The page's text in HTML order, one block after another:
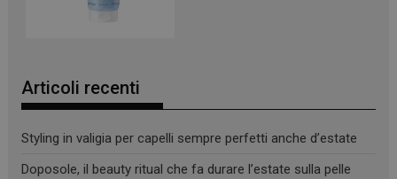
Articoli recenti
Styling in valigia per capelli sempre perfetti anche d’estate
Doposole, il beauty ritual che fa durare l’estate sulla pelle